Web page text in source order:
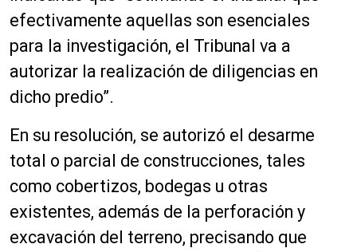
efectivamente aquellas son esenciales
para la investigación, el Tribunal va a
autorizar la realización de diligencias en
dicho predio”.
En su resolución, se autorizó el desarme
total o parcial de construcciones, tales
como cobertizos, bodegas u otras
existentes, además de la perforación y
excavación del terreno, precisando que